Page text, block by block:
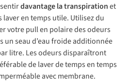
davantage la transpirationet
en temps utile. Utilisez du
votre pull en polaire des odeurs
un seau d’eau froide additionnée
litre. Les odeurs disparaîtront
de laver de temps en temps
avec membrane.